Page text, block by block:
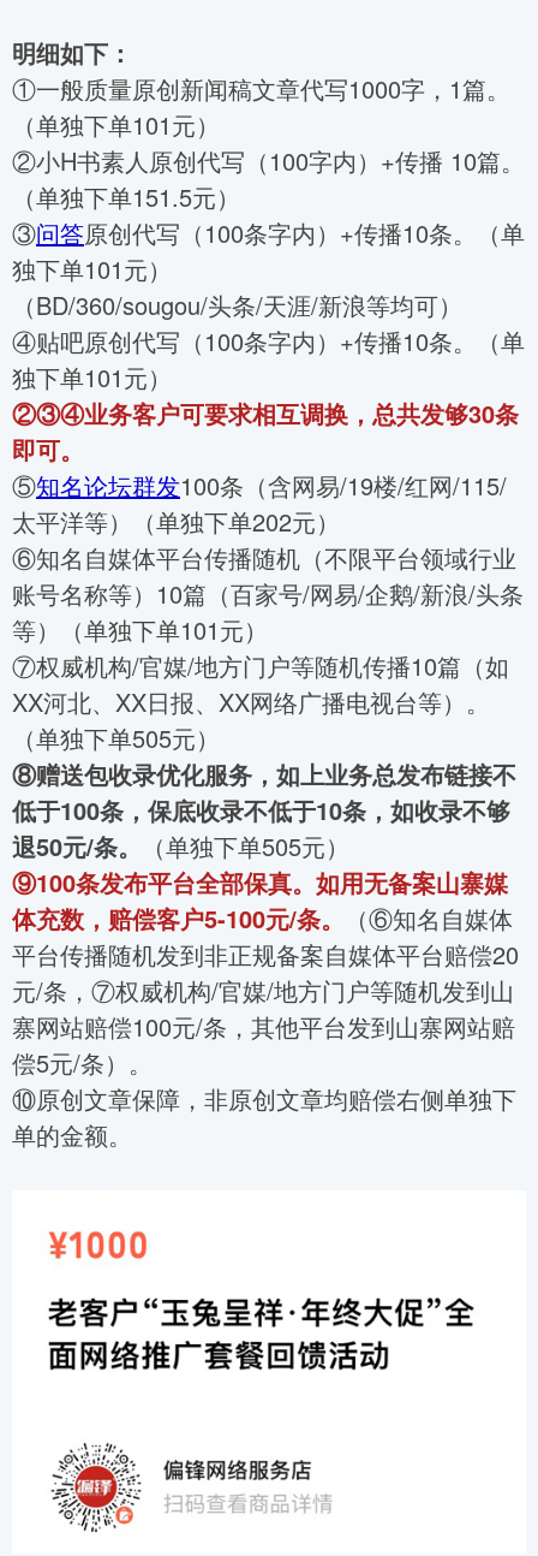
明细如下：
①一般质量原创新闻稿文章代写1000字，1篇。
（单独下单101元）
②小H书素人原创代写（100字内）+传播 10篇。
（单独下单151.5元）
③问答原创代写（100条字内）+传播10条。（单
独下单101元）
（BD/360/sougou/头条/天涯/新浪等均可）
④贴吧原创代写（100条字内）+传播10条。（单
独下单101元）
②③④业务客户可要求相互调换，总共发够30条
即可。
⑤知名论坛群发100条（含网易/19楼/红网/115/
太平洋等）（单独下单202元）
⑥知名自媒体平台传播随机（不限平台领域行业
账号名称等）10篇（百家号/网易/企鹅/新浪/头条
等）（单独下单101元）
⑦权威机构/官媒/地方门户等随机传播10篇（如
XX河北、XX日报、XX网络广播电视台等）。
（单独下单505元）
⑧赠送包收录优化服务，如上业务总发布链接不
低于100条，保底收录不低于10条，如收录不够
退50元/条。
（单独下单505元）
⑨100条发布平台全部保真。如用无备案山寨媒
体充数，赔偿客户5-100元/条。
（⑥知名自媒体
平台传播随机发到非正规备案自媒体平台赔偿20
元/条，⑦权威机构/官媒/地方门户等随机发到山
寨网站赔偿100元/条，其他平台发到山寨网站赔
偿5元/条）。
⑩原创文章保障，非原创文章均赔偿右侧单独下
单的金额。